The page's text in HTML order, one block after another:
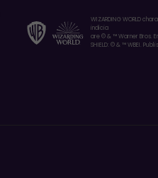
WIZARDING WORLD
indicia
are © & ™ Warner Bros.
SHIELD: © & ™ WBEI.